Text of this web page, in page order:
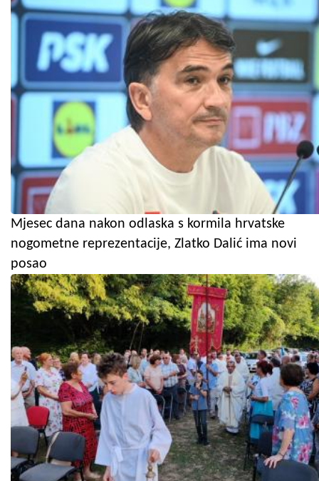
Mjesec dana nakon odlaska s kormila hrvatske
nogometne reprezentacije, Zlatko Dalić ima novi
posao